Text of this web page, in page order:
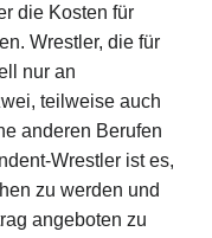
die Kosten für
Wrestler, die für
nur an
teilweise auch
anderen Berufen
Wrestler ist es,
zu werden und
angeboten zu